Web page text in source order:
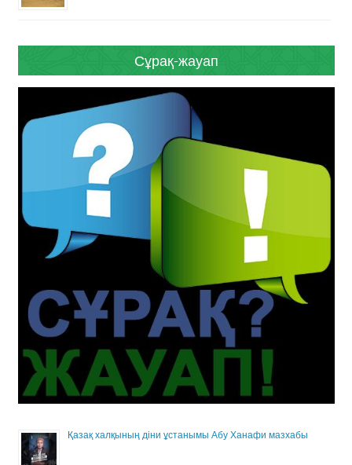
Сұрақ-жауап
Қазақ халқының діни ұстанымы Абу Ханафи мазхабы